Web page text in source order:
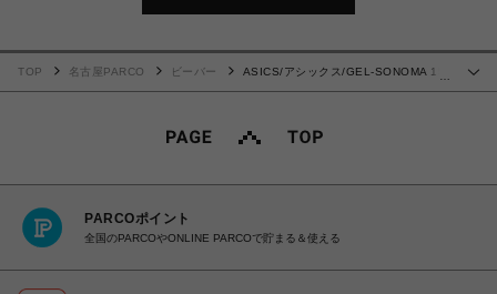
…
TOP 名古屋PARCO ビーバー
ASICS/アシックス/GEL-SONOMA 15-
PARCOポイント
全国のPARCOやONLINE PARCOで貯まる＆使える